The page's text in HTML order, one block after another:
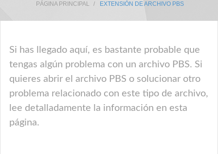
PÁGINA PRINCIPAL EXTENSIÓN DE ARCHIVO PBS
Si has llegado aquí, es bastante probable que
tengas algún problema con un archivo PBS. Si
quieres abrir el archivo PBS o solucionar otro
problema relacionado con este tipo de archivo,
lee detalladamente la información en esta
página.